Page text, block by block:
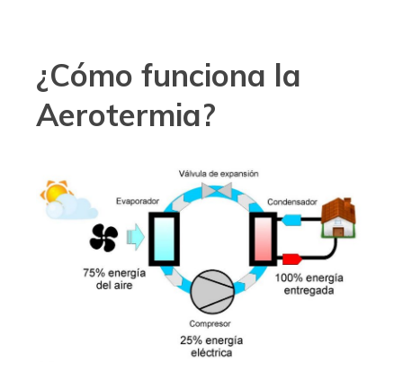
¿Cómo funciona la
Aerotermia?